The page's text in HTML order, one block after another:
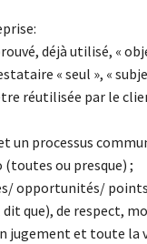
déjà utilisé, «
« seul », «
réutilisée par le
un processus
ou presque) ;
opportunités/
que), de respect,
jugement et toute la